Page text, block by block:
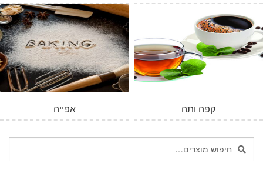
אפייה קפה ותה
חיפוש
עבור:
חיפוש